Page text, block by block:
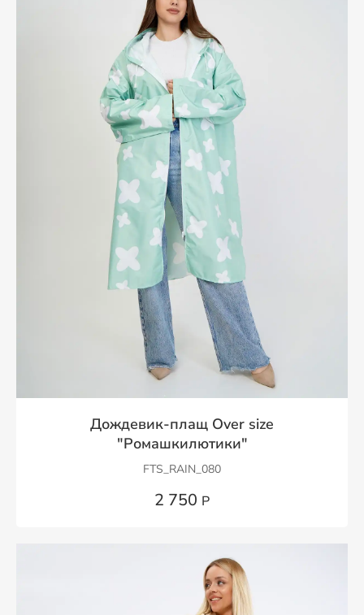
Дождевик-плащ Over size
"Ромашкилютики"
FTS_RAIN_080
2 750 Р